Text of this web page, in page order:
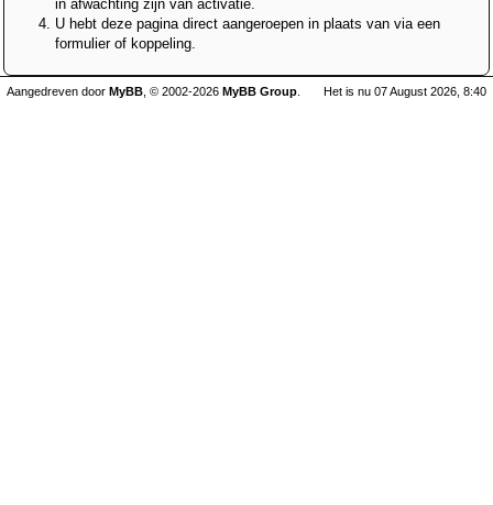
in afwachting zijn van activatie.
U hebt deze pagina direct aangeroepen in plaats van via een
formulier of koppeling.
Het is nu 07 August 2026, 8:40
Aangedreven door MyBB , © 2002-2026 MyBB Group